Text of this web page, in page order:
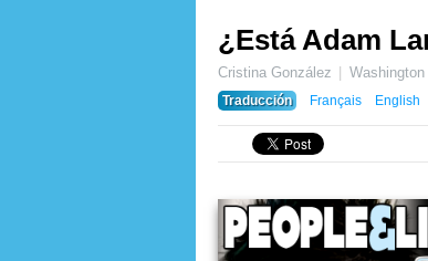
¿Está Adam
Cristina González Washington
Traducción
Français English